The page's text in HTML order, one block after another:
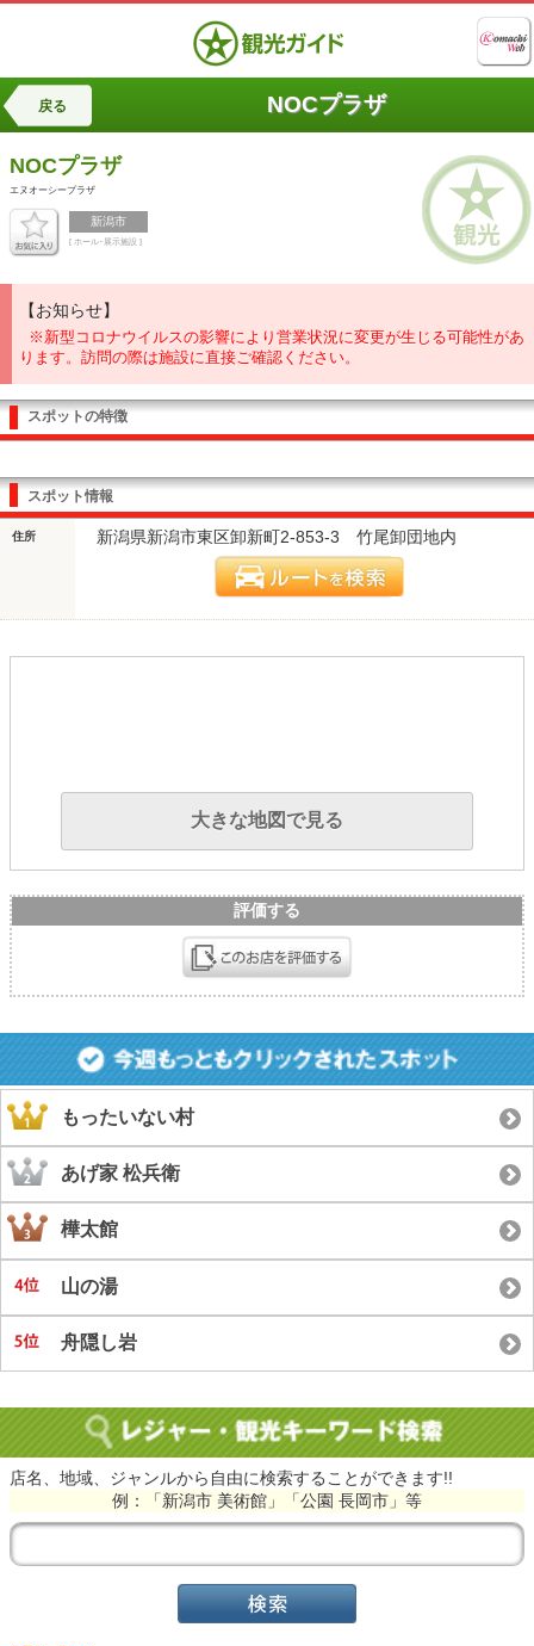
戻る NOCプラザ
NOCプラザ
エヌオーシープラザ
新潟市
[ ホール･展示施設 ]
【お知らせ】
※新型コロナウイルスの影響により営業状況に変更が生じる可能性があ
ります。訪問の際は施設に直接ご確認ください。
スポットの特徴
スポット情報
住所 新潟県新潟市東区卸新町2-853-3 竹尾卸団地内
大きな地図で見る
評価する
もったいない村
あげ家 松兵衛
樺太館
山の湯
舟隠し岩
店名、地域、ジャンルから自由に検索することができます!!
例：「新潟市 美術館」「公園 長岡市」等